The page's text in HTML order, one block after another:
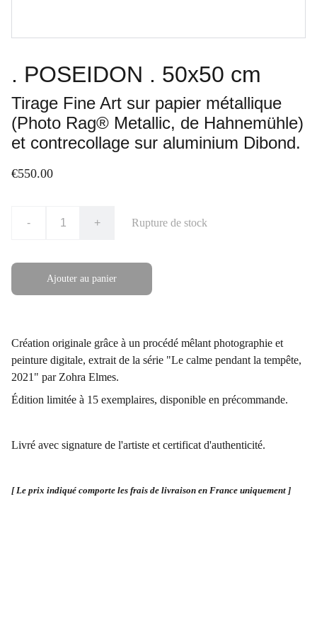
. POSEIDON . 50x50 cm
Tirage Fine Art sur papier métallique
(Photo Rag® Metallic, de Hahnemühle)
et contrecollage sur aluminium Dibond.
€550.00
- + Rupture de stock
Ajouter au panier
Création originale grâce à un procédé mêlant photographie et
peinture digitale, extrait de la série "Le calme pendant la tempête,
2021" par Zohra Elmes.
Édition limitée à 15 exemplaires, disponible en précommande.
Livré avec signature de l'artiste et certificat d'authenticité.
[ Le prix indiqué comporte les frais de livraison en France uniquement ]